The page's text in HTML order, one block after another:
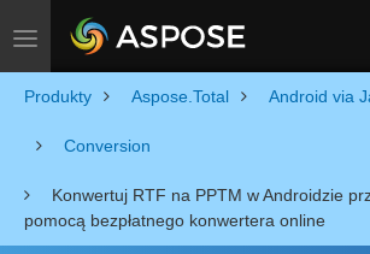
Toggle navigation
Produkty Aspose.Total Android via
Conversion
Konwertuj RTF na PPTM w Androidzie
pomocą bezpłatnego konwertera online